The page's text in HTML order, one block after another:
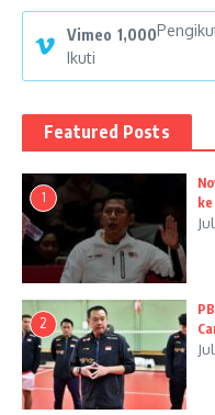
Vimeo 1,000
Ikuti
Featured Posts
1
2